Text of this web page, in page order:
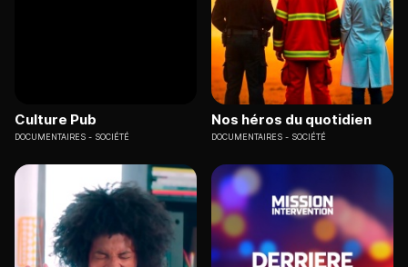
Culture Pub
DOCUMENTAIRES SOCIÉTÉ
Nos héros du quotidien
DOCUMENTAIRES SOCIÉTÉ